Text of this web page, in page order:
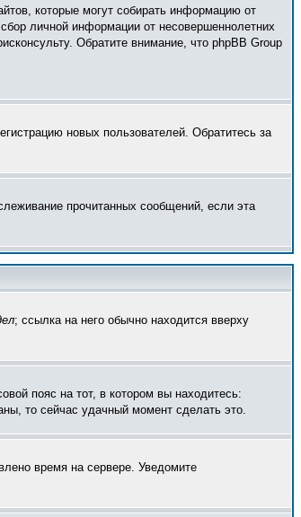
которые могут собирать информацию от
личной информации от несовершеннолетних
Обратите внимание, что phpBB Group
новых пользователей. Обратитесь за
прочитанных сообщений, если эта
; ссылка на него обычно находится вверху
пояс на тот, в котором вы находитесь:
то сейчас удачный момент сделать это.
время на сервере. Уведомите